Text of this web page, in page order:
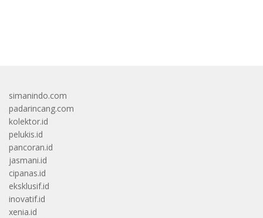
simanindo.com
padarincang.com
kolektor.id
pelukis.id
pancoran.id
jasmani.id
cipanas.id
eksklusif.id
inovatif.id
xenia.id